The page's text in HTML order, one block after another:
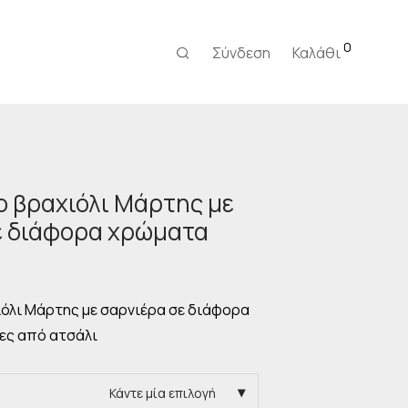
Σύνδεση Καλάθι0
βραχιόλι Μάρτης με
διάφορα χρώματα
Μάρτης με σαρνιέρα σε διάφορα
από ατσάλι
Κάντε μία επιλογή